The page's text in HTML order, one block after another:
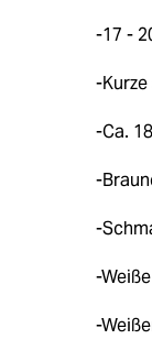
-17 -
-
-Ca.
-
-
-
-